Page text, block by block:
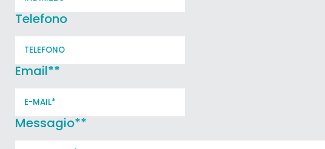
Telefono
Email**
Messagio**